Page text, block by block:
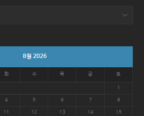
8월 2026
화 수 목 금 토
1
4 5 6 7 8
11 12 13 14 15